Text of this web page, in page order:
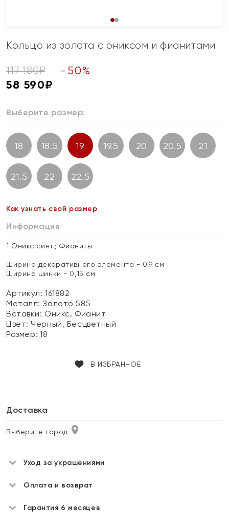
Кольцо из золота с ониксом и фианитами
117 180₽ - 50%
58 590₽
Выберите размер:
18 18.5 19 19.5 20 20.5 21
21.5 22 22.5
Как узнать свой размер
Информация
1 Оникс синт.; Фианиты
Ширина декоративного элемента - 0,9 см
Ширина шинки - 0,15 см
Артикул: 161882
Металл:Золото 585
Вставки: Оникс, Фианит
Цвет:Черный, Бесцветный
Размер:18
В ИЗБРАННОЕ
Доставка
Выберите город
Уход за украшениями
Оплата и возврат
Гарантия 6 месяцев